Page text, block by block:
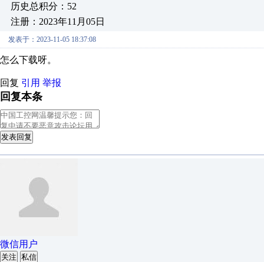
历史总积分：52
注册：2023年11月05日
发表于：2023-11-05 18:37:08
怎么下载呀。
回复 引用 举报
回复本条
发表回复
微信用户
关注 私信